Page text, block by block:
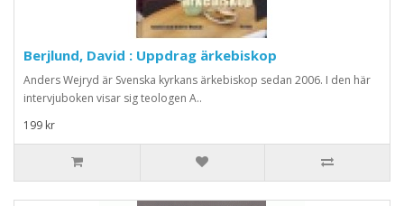
Berjlund, David : Uppdrag ärkebiskop
Anders Wejryd är Svenska kyrkans ärkebiskop sedan 2006. I den här
intervjuboken visar sig teologen A..
199 kr